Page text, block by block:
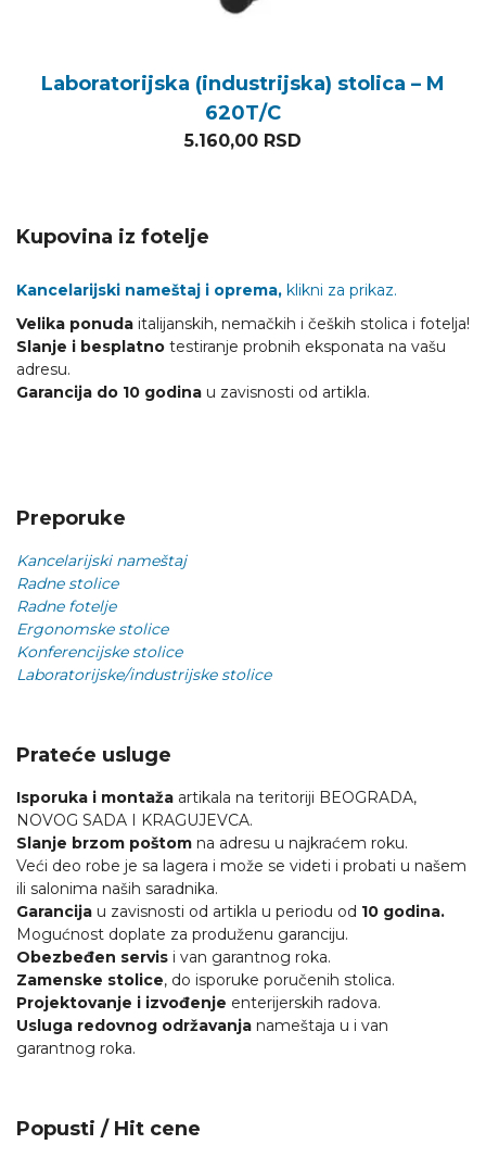
Laboratorijska (industrijska) stolica – M
620T/C
5.160,00 RSD
Kupovina iz fotelje
Kancelarijski nameštaj i oprema, klikni za prikaz.
Velika ponuda italijanskih, nemačkih i čeških stolica i fotelja!
Slanje i besplatno testiranje probnih eksponata na vašu
adresu.
Garancija do 10 godina u zavisnosti od artikla.
Preporuke
Kancelarijski nameštaj
Radne stolice
Radne fotelje
Ergonomske stolice
Konferencijske stolice
Laboratorijske/industrijske stolice
Prateće usluge
Isporuka i montaža artikala na teritoriji BEOGRADA,
NOVOG SADA I KRAGUJEVCA.
Slanje brzom poštom na adresu u najkraćem roku.
Veći deo robe je sa lagera i može se videti i probati u našem
ili salonima naših saradnika.
Garancija u zavisnosti od artikla u periodu od 10 godina.
Mogućnost doplate za produženu garanciju.
Obezbeđen servis i van garantnog roka.
Zamenske stolice, do isporuke poručenih stolica.
Projektovanje i izvođenje enterijerskih radova.
Usluga redovnog održavanja nameštaja u i van
garantnog roka.
Popusti / Hit cene